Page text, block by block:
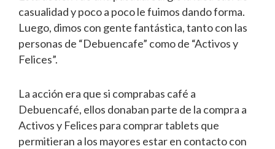
casualidad y poco a poco le fuimos dando forma.
Luego, dimos con gente fantástica, tanto con las
personas de “Debuencafe” como de “Activos y
Felices”.
La acción era que si comprabas café a
Debuencafé, ellos donaban parte de la compra a
Activos y Felices para comprar tablets que
permitieran a los mayores estar en contacto con